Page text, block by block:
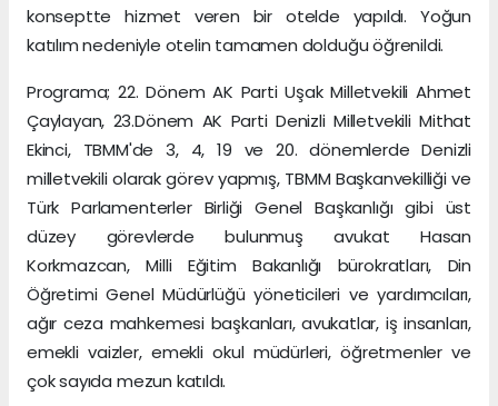
konseptte hizmet veren bir otelde yapıldı. Yoğun
katılım nedeniyle otelin tamamen dolduğu öğrenildi.
Programa; 22. Dönem AK Parti Uşak Milletvekili Ahmet
Çaylayan, 23.Dönem AK Parti Denizli Milletvekili Mithat
Ekinci, TBMM'de 3, 4, 19 ve 20. dönemlerde Denizli
milletvekili olarak görev yapmış, TBMM Başkanvekilliği ve
Türk Parlamenterler Birliği Genel Başkanlığı gibi üst
düzey görevlerde bulunmuş avukat Hasan
Korkmazcan, Milli Eğitim Bakanlığı bürokratları, Din
Öğretimi Genel Müdürlüğü yöneticileri ve yardımcıları,
ağır ceza mahkemesi başkanları, avukatlar, iş insanları,
emekli vaizler, emekli okul müdürleri, öğretmenler ve
çok sayıda mezun katıldı.